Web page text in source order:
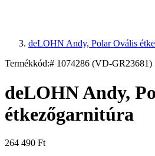
deLOHN Andy, Polar Ovális
Termékkód:# 1074286 (VD-GR23681)
deLOHN Andy,
étkezőgarnitúra
264 490 Ft